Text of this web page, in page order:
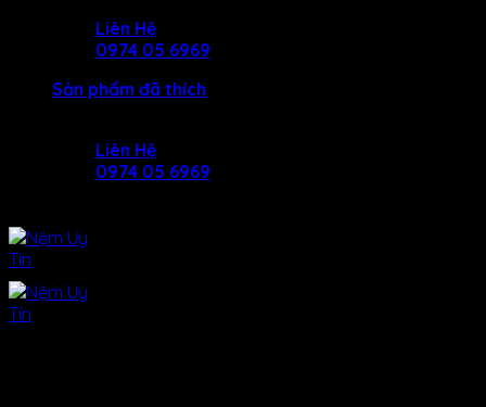
Liên Hệ
0974 05 6969
Sản phẩm đã thích
Liên Hệ
0974 05 6969